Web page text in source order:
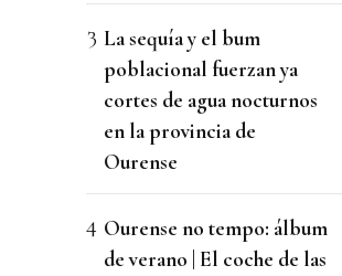
La sequía y el bum
poblacional fuerzan ya
cortes de agua nocturnos
en la provincia de
Ourense
Ourense no tempo: álbum
de verano | El coche de las